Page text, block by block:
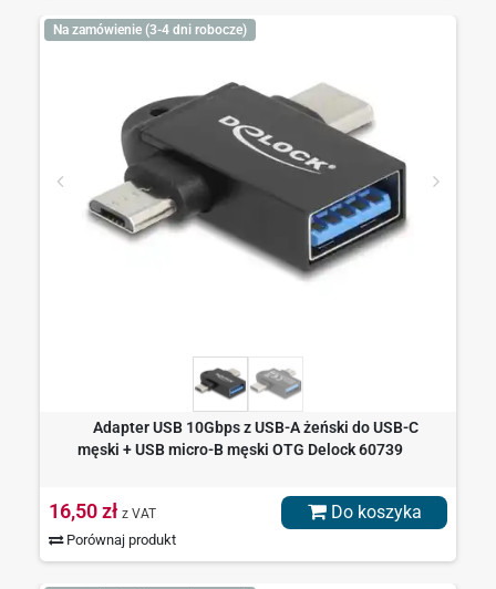
Na zamówienie (3-4 dni robocze)
Adapter USB 10Gbps z USB-A żeński do USB-C
męski + USB micro-B męski OTG Delock 60739
16,50 zł z VAT
Porównaj produkt
Do koszyka